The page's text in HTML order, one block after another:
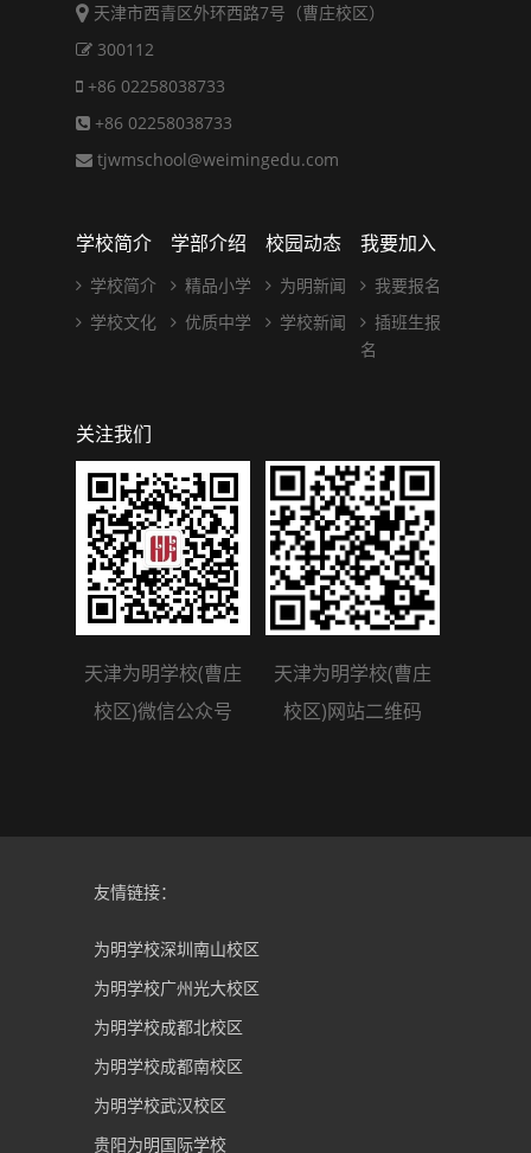
天津市西青区外环西路7号（曹庄校区）
300112
+86 02258038733
+86 02258038733
tjwmschool@weimingedu.com
学校简介
学校简介
学校文化
学部介绍
精品小学
优质中学
校园动态
为明新闻
学校新闻
我要加入
我要报名
插班生报
名
关注我们
天津为明学校(曹庄
校区)微信公众号
天津为明学校(曹庄
校区)网站二维码
友情链接：
为明学校深圳南山校区
为明学校广州光大校区
为明学校成都北校区
为明学校成都南校区
为明学校武汉校区
贵阳为明国际学校